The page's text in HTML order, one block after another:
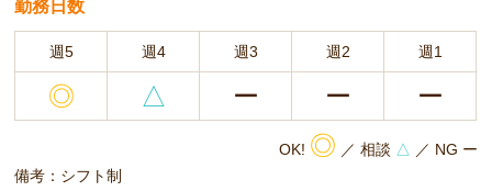
勤務日数
週5 週4 週3 週2 週1
◎ △ ー ー ー
OK! ◎ ／ 相談 △ ／ NG ー
備考：シフト制